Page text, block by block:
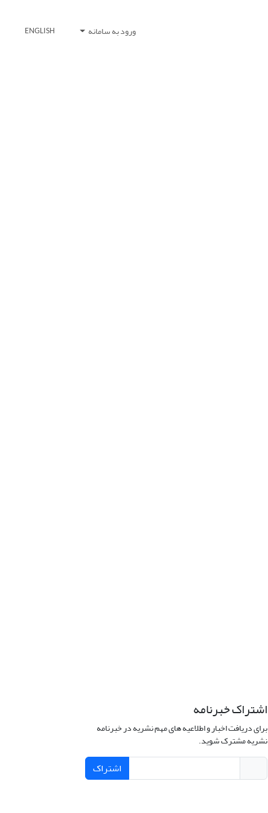
ورود به سامانه ENGLISH
اشتراک خبرنامه
برای دریافت اخبار و اطلاعیه های مهم نشریه در خبرنامه
نشریه مشترک شوید.
اشتراک